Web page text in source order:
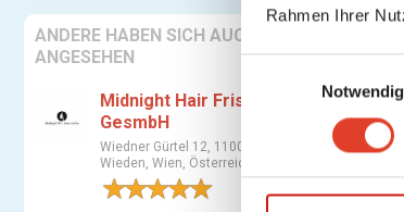
Rahmen Ihrer
w
i
Notwendig
ANDERE HABEN SICH AUCH
ANGESEHEN
Midnight Hair Friseursalon
GesmbH
Wiedner Gürtel 12, 1100 Wien 4.,
Wieden, Wien, Österreich